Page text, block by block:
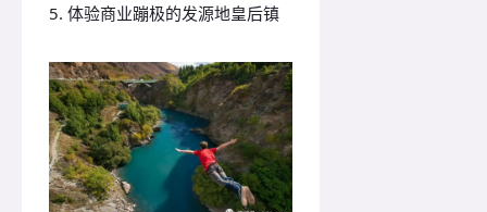
5. 体验商业蹦极的发源地皇后镇